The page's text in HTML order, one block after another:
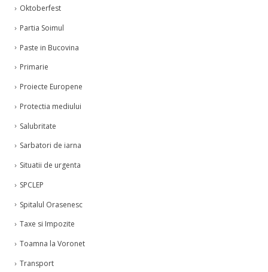
Oktoberfest
Partia Soimul
Paste in Bucovina
Primarie
Proiecte Europene
Protectia mediului
Salubritate
Sarbatori de iarna
Situatii de urgenta
SPCLEP
Spitalul Orasenesc
Taxe si Impozite
Toamna la Voronet
Transport